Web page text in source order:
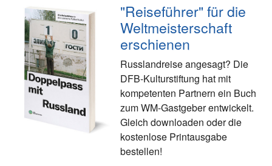
"Reiseführer" für die
Weltmeisterschaft
erschienen
Russlandreise angesagt? Die
DFB-Kulturstiftung hat mit
kompetenten Partnern ein Buch
zum WM-Gastgeber entwickelt.
Gleich downloaden oder die
kostenlose Printausgabe
bestellen!